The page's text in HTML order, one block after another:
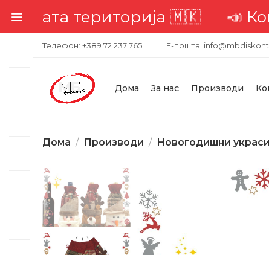
територија 🇲🇰📣
Телефон: +389 72 237 765 Е-пошта:
Дома За нас Производи
Дома Производи Новогодишни